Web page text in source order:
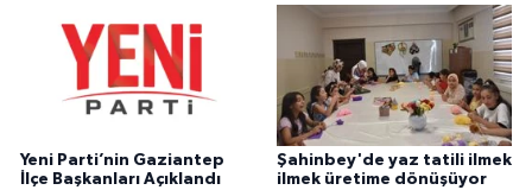
Yeni Parti’nin Gaziantep
İlçe Başkanları Açıklandı
Şahinbey'de yaz tatili ilmek
ilmek üretime dönüşüyor